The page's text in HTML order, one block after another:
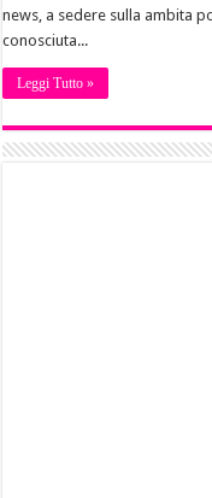
news, a sedere sulla ambita
conosciuta...
Leggi Tutto »